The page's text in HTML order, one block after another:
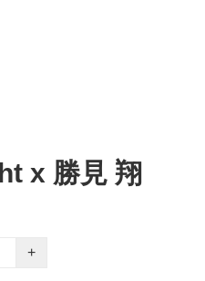
x 勝見 翔
+